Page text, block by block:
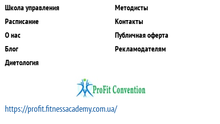
Школа управления
Расписание
О нас
Блог
Диетология
Методисты
Контакты
Публичная оферта
Рекламодателям
https://profit.fitnessacademy.com.ua/